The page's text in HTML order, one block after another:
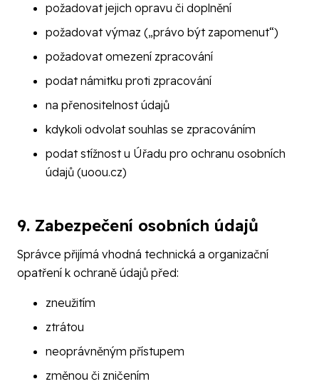
požadovat jejich opravu či doplnění
požadovat výmaz („právo být zapomenut“)
požadovat omezení zpracování
podat námitku proti zpracování
na přenositelnost údajů
kdykoli odvolat souhlas se zpracováním
podat stížnost u Úřadu pro ochranu osobních
údajů (uoou.cz)
9. Zabezpečení osobních údajů
Správce přijímá vhodná technická a organizační
opatření k ochraně údajů před:
zneužitím
ztrátou
neoprávněným přístupem
změnou či zničením